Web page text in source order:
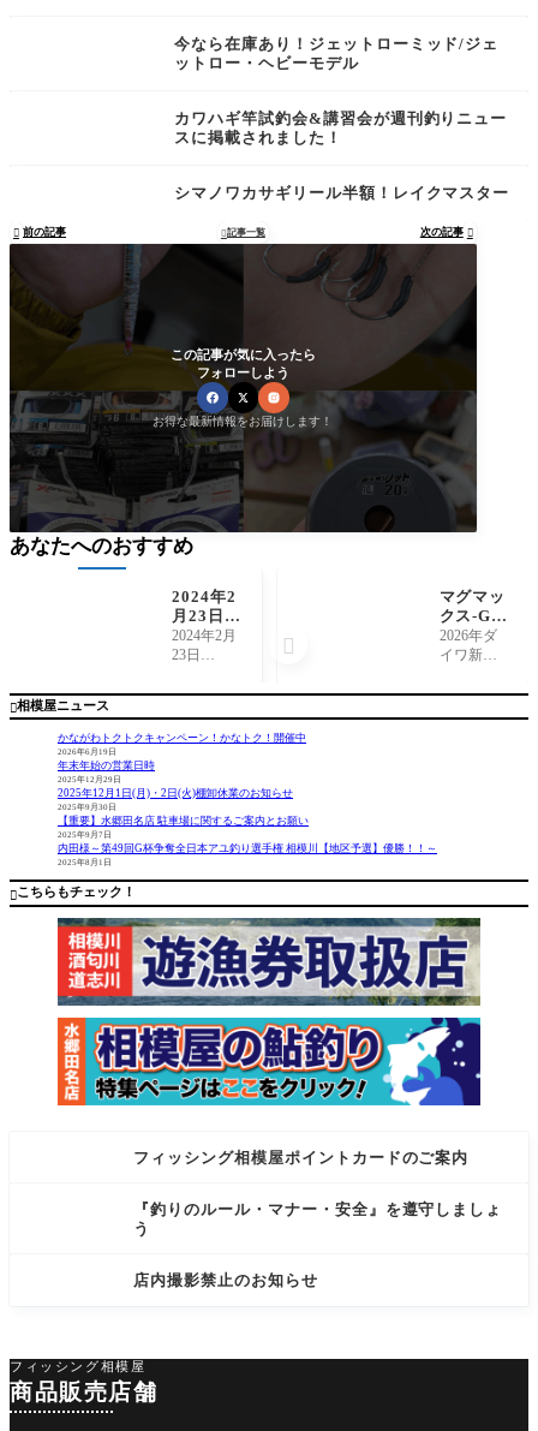
今なら在庫あり！ジェットローミッド/ジェ
ットロー・ヘビーモデル
カワハギ竿試釣会&講習会が週刊釣りニュー
スに掲載されました！
シマノワカサギリール半額！レイクマスター
 前の記事 記事一覧 次の記事 
この記事が気に入ったら
フォローしよう
お得な最新情報をお届けします！
相模屋ニュース
かながわトクトクキャンペーン！かなトク！開催中
2026年6月19日
年末年始の営業日時
2025年12月29日
2025年12月1日(月)・2日(火)棚卸休業のお知らせ
2025年9月30日
【重要】水郷田名店 駐車場に関するご案内とお願い
2025年9月7日
内田様～第49回G杯争奪全日本アユ釣り選手権 相模川【地区予選】優勝！！～
2025年8月1日
こちらもチェック！
フィッシング相模屋ポイントカードのご案内
『釣りのルール・マナー・安全』を遵守しましょ
う
店内撮影禁止のお知らせ
あなたへのおすすめ
2024年2
月23日
（金）〜
25日
まかつ鮎
ーム『L
受注会開
2024年2月
23日
日（土）2
の2024相
期展示受
て、がま
かつ鮎ル
ムのNEW
モデルLU
XXE舞
マグマッ
クス-Gモ
ーター搭
載！！シ
アのハイ
2026年ダ
イワ新製
ールが入
ター3年30
0km保証
付。

フィッシング相模屋
商品販売店舗